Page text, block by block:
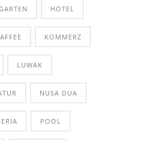
HOTEL
KOMMERZ
LUWAK
NUSA DUA
POOL